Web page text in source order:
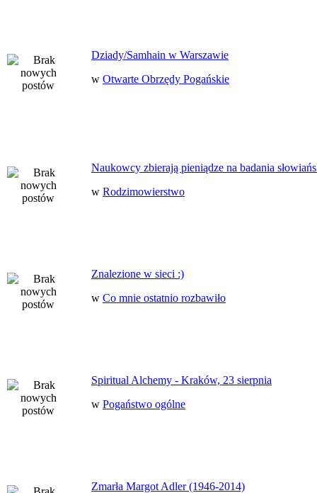
Dziady/Samhain w Warszawie
w Otwarte Obrzędy Pogańskie
Naukowcy zbierają pieniądze na badania
w Rodzimowierstwo
Znalezione w sieci :)
w Co mnie ostatnio rozbawiło
Spiritual Alchemy - Kraków, 23 sierpnia
w Pogaństwo ogólne
Zmarła Margot Adler (1946-2014)